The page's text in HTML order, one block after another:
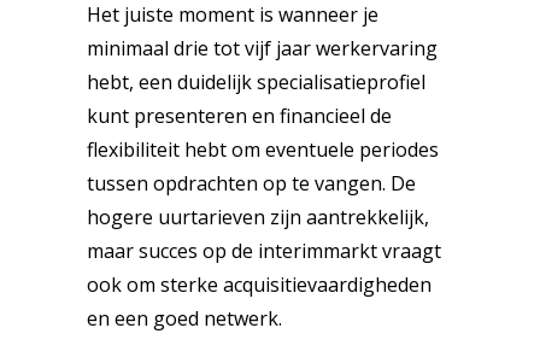
Het juiste moment is wanneer je
minimaal drie tot vijf jaar werkervaring
hebt, een duidelijk specialisatieprofiel
kunt presenteren en financieel de
flexibiliteit hebt om eventuele periodes
tussen opdrachten op te vangen. De
hogere uurtarieven zijn aantrekkelijk,
maar succes op de interimmarkt vraagt
ook om sterke acquisitievaardigheden
en een goed netwerk.